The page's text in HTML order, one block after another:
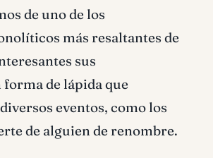
de uno de los
más resaltantes de
sus
de lápida que
eventos, como los
de alguien de renombre.